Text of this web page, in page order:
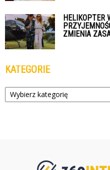
HELIKOPTER
ZMIENIA
KATEGORIE
Kategorie